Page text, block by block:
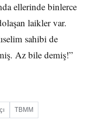
ellerinde binlerce
laikler var.
sahibi de
Az bile demiş!”
TBMM